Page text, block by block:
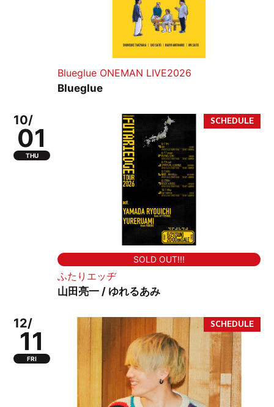
Blueglue ONEMAN LIVE2026
Blueglue
10/
01
THU
SOLD OUT!!!
ふたりエッヂ
山田亮一 / ゆれるあみ
12/
11
FRI